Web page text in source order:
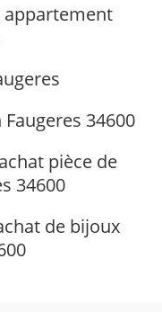
appartement
34600
pièce de
34600
de bijoux